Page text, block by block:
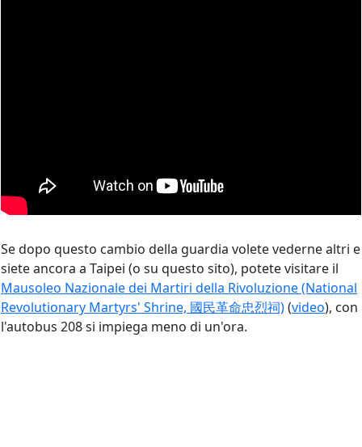
Se dopo questo cambio della guardia volete vederne altri e
siete ancora a Taipei (o su questo sito), potete visitare il
Mausoleo Nazionale dei Martiri della Rivoluzione (National
Revolutionary Martyrs' Shrine, 國民革命忠烈祠)(video), con
l'autobus 208 si impiega meno di un'ora.